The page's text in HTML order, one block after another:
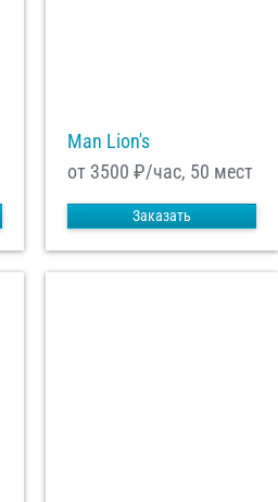
Man Lion's
от 3500 ₽/час, 50 мест
Заказать